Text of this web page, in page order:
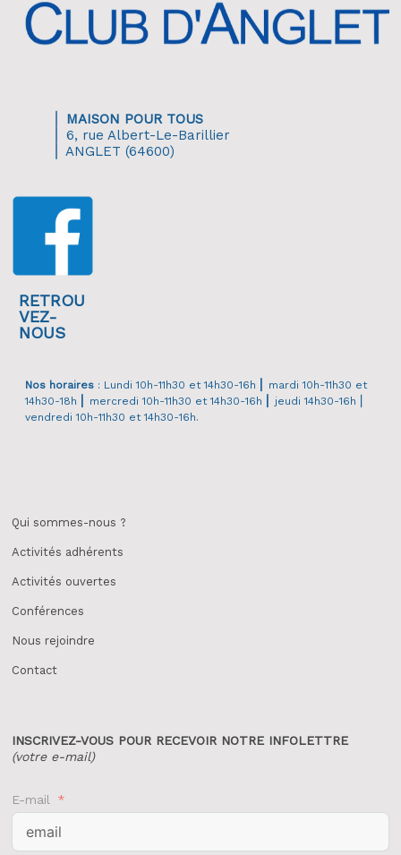
MAISON POUR TOUS
⎜ 6, rue Albert-Le-Barillier
⎜ ANGLET (64600)
RETROU
VEZ-
NOUS
Nos horaires : Lundi 10h-11h30 et 14h30-16h
mardi 10h-11h30 et
14h30-18h
mercredi 10h-11h30 et 14h30-16h
jeudi 14h30-16h ⎜
vendredi 10h-11h30 et 14h30-16h.
Qui sommes-nous ?
Activités adhérents
Activités ouvertes
Conférences
Nous rejoindre
Contact
INSCRIVEZ-VOUS POUR RECEVOIR NOTRE INFOLETTRE
(votre e-mail)
E-mail